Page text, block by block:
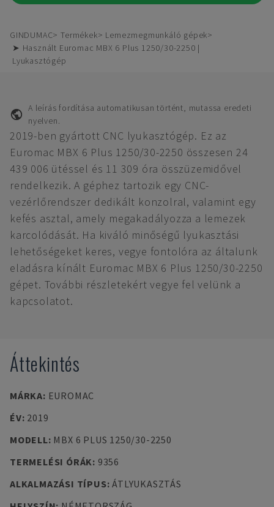
GINDUMAC Termékek
Lemezmegmunkáló gépek
➤ Használt Euromac MBX 6 Plus 1250/30-2250 |
Lyukasztógép
A leírás fordítása automatikusan történt, mutassa eredeti
nyelven.
2019-ben gyártott CNC lyukasztógép. Ez az
Euromac MBX 6 Plus 1250/30-2250 összesen 24
439 006 ütéssel és 11 309 óra összüzemidővel
rendelkezik. A géphez tartozik egy CNC-
vezérlőrendszer dedikált konzolral, valamint egy
kefés asztal, amely megakadályozza a lemezek
karcolódását. Ha kiváló minőségű lyukasztási
lehetőségeket keres, vegye fontolóra az általunk
eladásra kínált Euromac MBX 6 Plus 1250/30-2250
gépet. További részletekért vegye fel velünk a
kapcsolatot.
Áttekintés
MÁRKA: EUROMAC
ÉV: 2019
MODELL: MBX 6 PLUS 1250/30-2250
TERMELÉSI ÓRÁK: 9356
ALKALMAZÁSI TÍPUS:ÁTLYUKASZTÁS